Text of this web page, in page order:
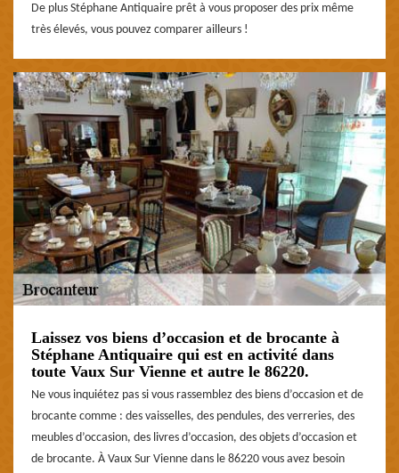
De plus Stéphane Antiquaire prêt à vous proposer des prix même
très élevés, vous pouvez comparer ailleurs !
Laissez vos biens d’occasion et de brocante à
Stéphane Antiquaire qui est en activité dans
toute Vaux Sur Vienne et autre le 86220.
Ne vous inquiétez pas si vous rassemblez des biens d’occasion et de
brocante comme : des vaisselles, des pendules, des verreries, des
meubles d’occasion, des livres d’occasion, des objets d’occasion et
de brocante. À Vaux Sur Vienne dans le 86220 vous avez besoin